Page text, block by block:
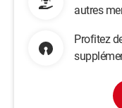
autres
Profitez